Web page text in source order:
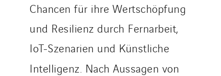
Chancen für ihre Wertschöpfung
und Resilienz durch Fernarbeit,
IoT-Szenarien und Künstliche
Intelligenz. Nach Aussagen von